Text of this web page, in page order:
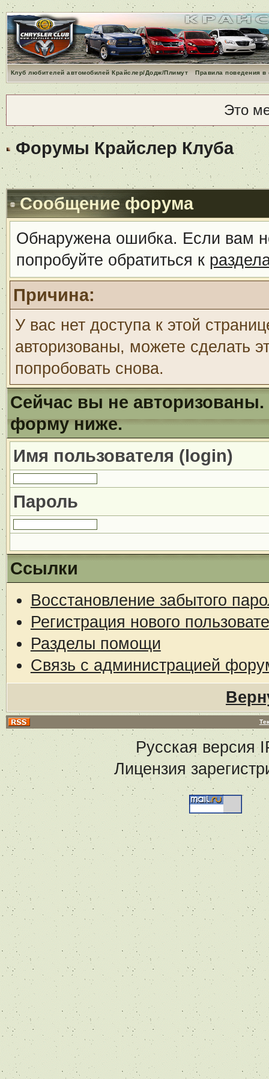
Клуб любителей автомобилей Крайслер/Додж/Плимут Правила поведения
Это
Форумы Крайслер Клуба
Сообщение форума
Обнаружена ошибка. Если вам
попробуйте обратиться к
Причина:
У вас нет доступа к этой
авторизованы, можете сделать
попробовать снова.
Сейчас вы не авторизованы.
форму ниже.
Имя пользователя (login)
Пароль
Ссылки
Восстановление забытого
Регистрация нового
Разделы помощи
Связь с администрацией
Русская версия
Лицензия